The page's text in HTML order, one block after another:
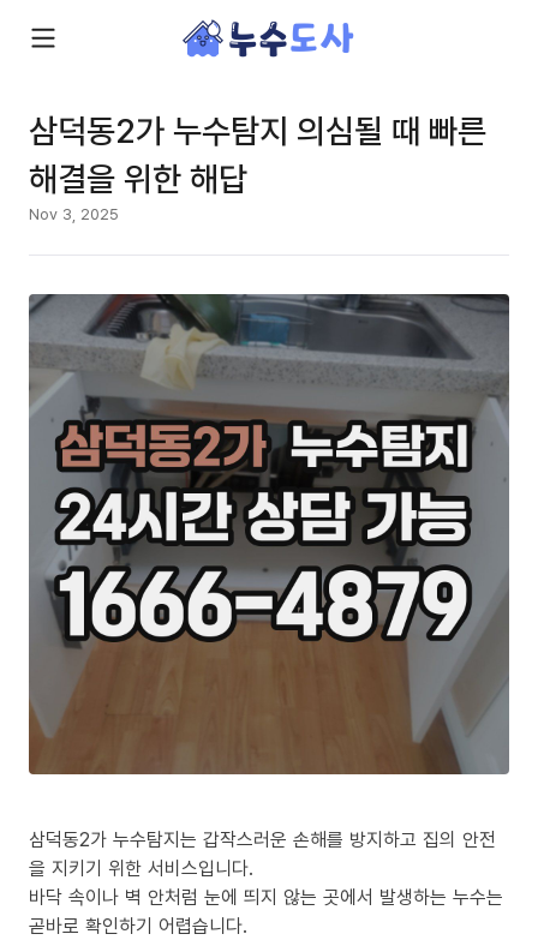
삼덕동2가 누수탐지 의심될 때 빠른
해결을 위한 해답
Nov 3, 2025
삼덕동2가 누수탐지는 갑작스러운 손해를 방지하고 집의 안전
을 지키기 위한 서비스입니다.
바닥 속이나 벽 안처럼 눈에 띄지 않는 곳에서 발생하는 누수는
곧바로 확인하기 어렵습니다.